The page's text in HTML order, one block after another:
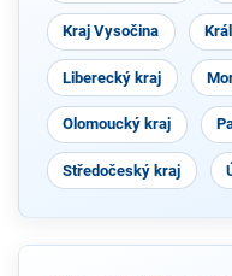
Kraj Vysočina
Liberecký kraj
Olomoucký kraj
Středočeský kraj